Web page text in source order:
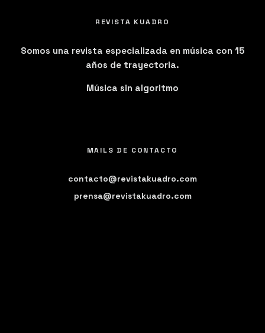
REVISTA KUADRO
Somos una revista especializada en música con 15
años de trayectoria.
Música sin algoritmo
MAILS DE CONTACTO
contacto@revistakuadro.com
prensa@revistakuadro.com